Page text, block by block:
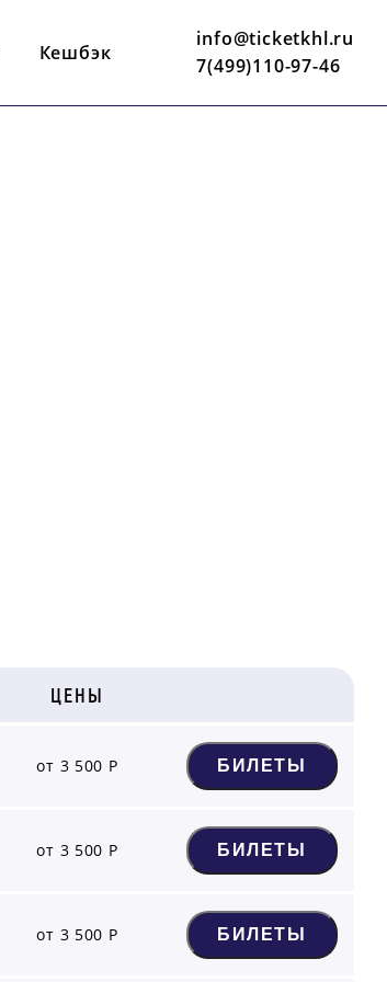
Кешбэк
info@ticketkhl.ru
7(499)110-97-46
ЦЕНЫ
от 3 500 Р БИЛЕТЫ
от 3 500 Р БИЛЕТЫ
от 3 500 Р БИЛЕТЫ